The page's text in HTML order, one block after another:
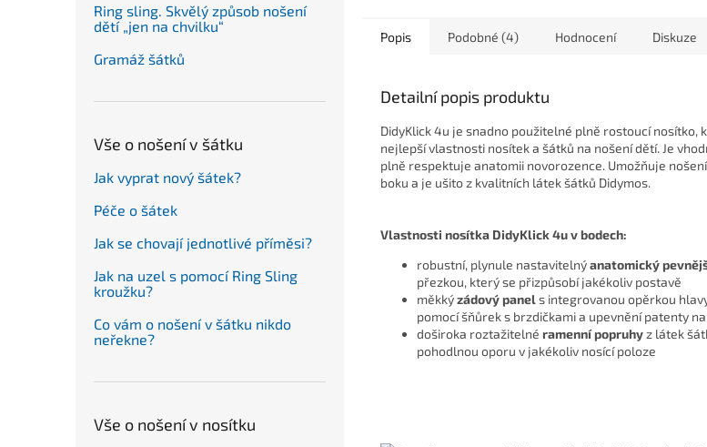
Ring sling. Skvělý způsob nošení
dětí „jen na chvilku“
Gramáž šátků
Vše o nošení v šátku
Jak vyprat nový šátek?
Péče o šátek
Jak se chovají jednotlivé příměsi?
Jak na uzel s pomocí Ring Sling
kroužku?
Co vám o nošení v šátku nikdo
neřekne?
Vše o nošení v nosítku
Popis Podobné (4) Hodnocení Diskuze
Detailní popis produktu
DidyKlick 4u je snadno použitelné plně rostoucí nosítko,
nejlepší vlastnosti nosítek a šátků na nošení dětí. Je
plně respektuje anatomii novorozence. Umožňuje
boku a je ušito z kvalitních látek šátků Didymos.
Vlastnosti nosítka DidyKlick 4u v bodech:
robustní, plynule nastavitelnýanatomický
přezkou, který se přizpůsobí jakékoliv postavě
měkkýzádový panels integrovanou opěrkou
pomocí šňůrek s brzdičkami a upevnění patenty
doširoka roztažitelné ramenní popruhyz látek
pohodlnou oporu v jakékoliv nosící poloze